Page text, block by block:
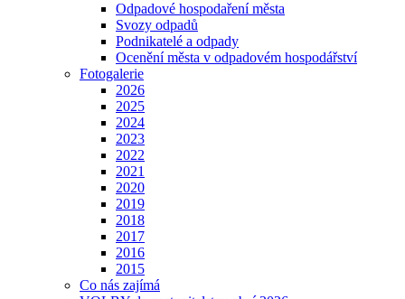
Odpadové hospodaření města
Svozy odpadů
Podnikatelé a odpady
Ocenění města v odpadovém hospodářství
Fotogalerie
2026
2025
2024
2023
2022
2021
2020
2019
2018
2017
2016
2015
Co nás zajímá